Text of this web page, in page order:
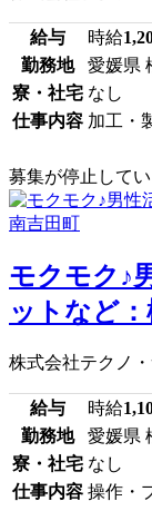
給与 時給
勤務地
愛媛県
寮・社宅 なし
仕事内容 加工・
募集が停止して
モクモク♪
ットなど
株式会社テクノ
給与 時給
勤務地
愛媛県
寮・社宅 なし
仕事内容 操作・